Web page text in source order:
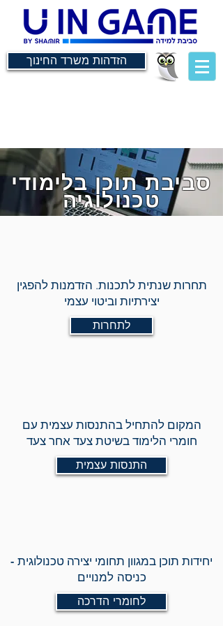
הזדהות משרד החינוך
סביבת תוכן בלימודי
טכנולוגיה
תחרות שנתית לתכנות. הזדמנות להפגין
יצירתיות וביטוי עצמי
לתחרות
המקום להתחיל בהתנסות עצמית עם
חומרי הלימוד בשיטת צעד אחר צעד
התנסות עצמית
יחידות תוכן במגוון תחומי יצירה טכנולוגית -
כניסה למנויים
לחומרי הדרכה